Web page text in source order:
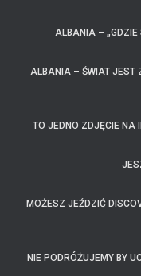
ALBANIA – „GDZIE
ALBANIA – ŚWIAT JEST
TO JEDNO ZDJĘCIE NA
MOŻESZ JEŹDZIĆ
NIE PODRÓŻUJEMY BY